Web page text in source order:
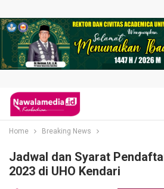
Home Breaking News
Jadwal dan Syarat
2023 di UHO Kendari